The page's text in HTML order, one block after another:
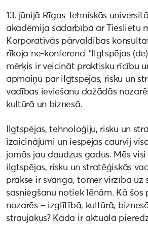
13. jūnijā Rīgas Tehniskās
akadēmija sadarbībā ar Tieslietu
Korporatīvās pārvaldības
rīkoja ne-konferenci “Ilgtspējas
mērķis ir veicināt praktisku rīcību
apmaiņu par ilgtspējas, risku un
vadības ieviešanu dažādās
kultūrā un biznesā.
Ilgtspējas, tehnoloģiju, risku un
izaicinājumi un iespējas caurvij
jomās jau daudzus gadus. Mēs
ilgtspējas, risku un stratēģiskās
praksē ir svarīga, tomēr virzība uz
sasniegšanu notiek lēnām. Kā šos
nozarēs – izglītībā, kultūrā,
straujākus? Kāda ir aktuālā